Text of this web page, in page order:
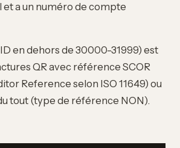
a un numéro de compte
en dehors de 30000-31999) est
QR avec référence SCOR
Reference selon ISO 11649) ou
tout (type de référence NON).